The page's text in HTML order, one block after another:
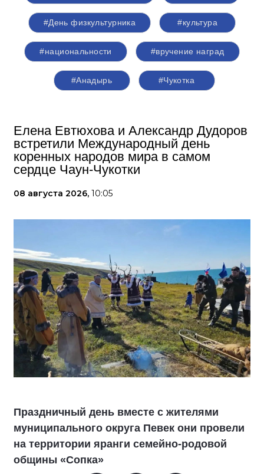
#День физкультурника #культура
#национальности #вручение наград
#Анадырь #Чукотка
Елена Евтюхова и Александр Дудоров
встретили Международный день
коренных народов мира в самом
сердце Чаун-Чукотки
08 августа 2026, 10:05
Праздничный день вместе с жителями
муниципального округа Певек они провели
на территории яранги семейно-родовой
общины «Сопка»